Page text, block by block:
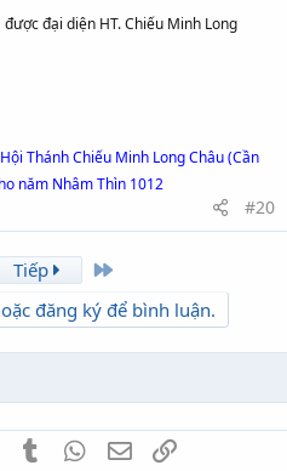
được đại diện HT. Chiếu Minh Long
Thánh Chiếu Minh Long Châu (Cần
năm Nhâm Thìn 1012
#20
Tiếp
Last
đăng ký để bình luận.
PinterestTumblrWhatsApp
Email